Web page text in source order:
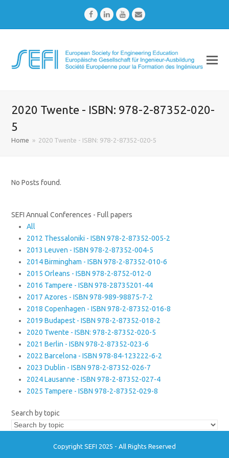
FacebookLinkedInYoutubeEmail
2020 Twente - ISBN: 978-2-87352-020-
5
Home » 2020 Twente - ISBN: 978-2-87352-020-5
No Posts found.
SEFI Annual Conferences - Full papers
All
2012 Thessaloniki - ISBN 978-2-87352-005-2
2013 Leuven - ISBN 978-2-87352-004-5
2014 Birmingham - ISBN 978-2-87352-010-6
2015 Orleans - ISBN 978-2-8752-012-0
2016 Tampere - ISBN 978-28735201-44
2017 Azores - ISBN 978-989-98875-7-2
2018 Copenhagen - ISBN 978-2-87352-016-8
2019 Budapest - ISBN 978-2-87352-018-2
2020 Twente - ISBN: 978-2-87352-020-5
2021 Berlin - ISBN 978-2-87352-023-6
2022 Barcelona - ISBN 978-84-123222-6-2
2023 Dublin - ISBN 978-2-87352-026-7
2024 Lausanne - ISBN 978-2-87352-027-4
2025 Tampere - ISBN 978-2-87352-029-8
Search by topic
Copyright SEFI 2025 - All Rights Reserved